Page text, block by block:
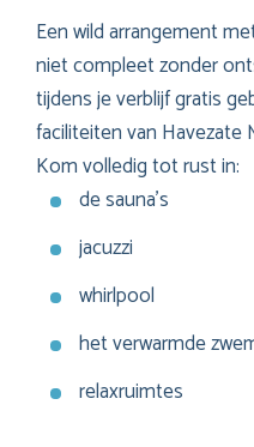
Een wild arrangement
niet compleet zonder
tijdens je verblijf gratis
faciliteiten van Havezate
Kom volledig tot rust in:
de sauna’s
jacuzzi
whirlpool
het verwarmde
relaxruimtes